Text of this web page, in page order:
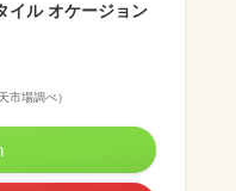
イル オケージョン
市場調べ）